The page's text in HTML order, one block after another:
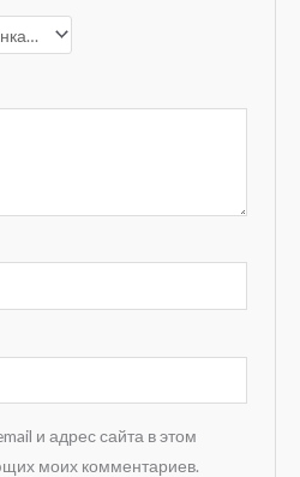
и адрес сайта в этом
моих комментариев.